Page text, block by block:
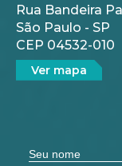
Rua Bandeira
São Paulo - SP
CEP 04532-010
Ver mapa